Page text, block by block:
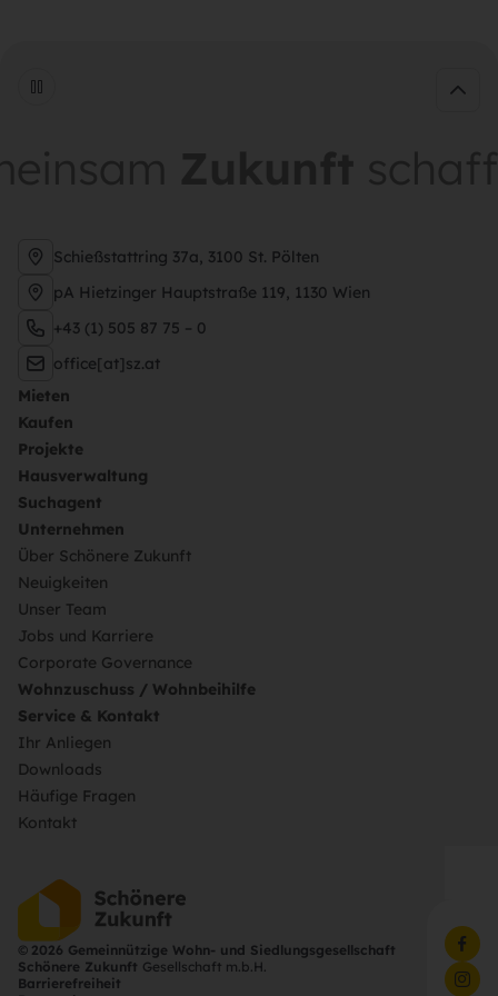
Schießstattring 37a, 3100 St. Pölten
pA Hietzinger Hauptstraße 119, 1130 Wien
+43 (1) 505 87 75 – 0
office[at]sz.at
Mieten
Kaufen
Projekte
Hausverwaltung
Suchagent
Unternehmen
Über Schönere Zukunft
Neuigkeiten
Unser Team
Jobs und Karriere
Corporate Governance
Wohnzuschuss / Wohnbeihilfe
Service & Kontakt
Ihr Anliegen
Downloads
Häufige Fragen
Kontakt
© 2026 Gemeinnützige Wohn- und Siedlungsgesellschaft
Schönere Zukunft Gesellschaft m.b.H.
Barrierefreiheit